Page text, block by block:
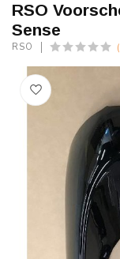
RSO
Sense
RSO